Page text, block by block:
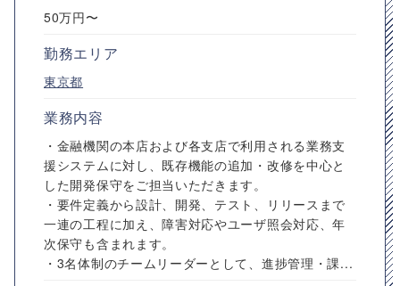
50万円〜
勤務エリア
東京都
業務内容
・金融機関の本店および各支店で利用される業務支
援システムに対し、既存機能の追加・改修を中心と
した開発保守をご担当いただきます。
・要件定義から設計、開発、テスト、リリースまで
一連の工程に加え、障害対応やユーザ照会対応、年
次保守も含まれます。
・3名体制のチームリーダーとして、進捗管理・課...